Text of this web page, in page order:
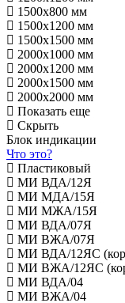
1500х800 мм
1500х1200 мм
1500х1500 мм
2000х1000 мм
2000х1200 мм
2000х1500 мм
2000х2000 мм
Показать еще
Скрыть
Блок индикации
Что это?
Пластиковый
МИ ВДА/12Я
МИ МДА/15Я
МИ МЖА/15Я
МИ ВДА/07Я
МИ ВЖА/07Я
МИ ВДА/12ЯС
МИ ВЖА/12ЯС
МИ ВДА/04
МИ ВЖА/04